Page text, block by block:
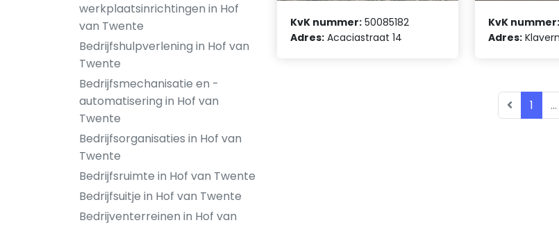
werkplaatsinrichtingen in Hof
van Twente
Bedrijfshulpverlening in Hof van
Twente
Bedrijfsmechanisatie en -
automatisering in Hof van
Twente
Bedrijfsorganisaties in Hof van
Twente
Bedrijfsruimte in Hof van Twente
Bedrijfsuitje in Hof van Twente
Bedrijventerreinen in Hof van
KvK nummer: 50085182
Adres: Acaciastraat 14
KvK nummer:
Adres:
1 ...